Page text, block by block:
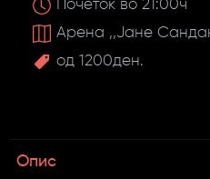
Почеток во 21:00ч
Арена ,,Јане
од 1200ден.
Опис